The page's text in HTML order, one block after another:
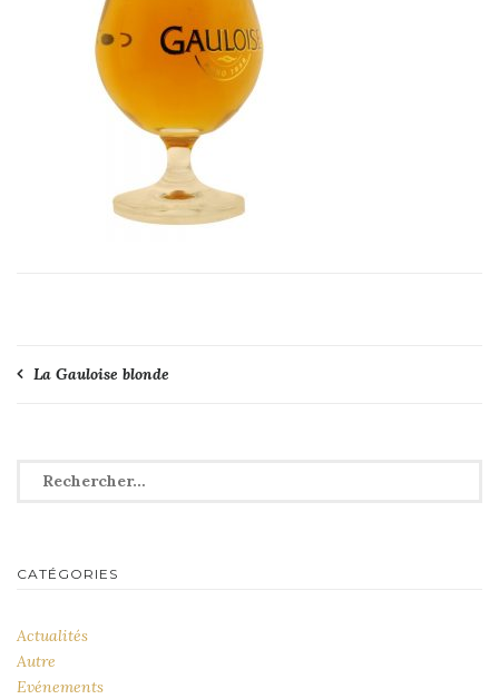
Navigation
La Gauloise blonde
Rechercher :
CATÉGORIES
Actualités
Autre
Evénements